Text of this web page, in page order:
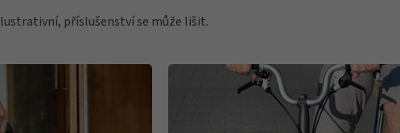
příslušenství se může lišit.